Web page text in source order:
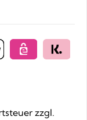
zzgl.